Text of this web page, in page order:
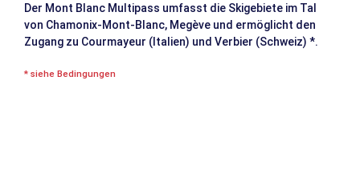
Der Mont Blanc Multipass umfasst die Skigebiete im Tal
von Chamonix-Mont-Blanc, Megève und ermöglicht den
Zugang zu Courmayeur (Italien) und Verbier (Schweiz) *.
* siehe Bedingungen